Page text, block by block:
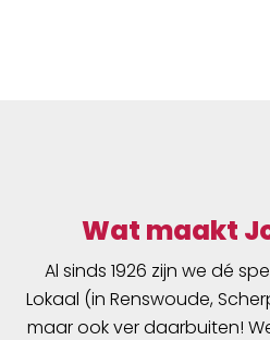
Wat maakt
Al sinds 1926 zijn we dé
Lokaal (in Renswoude,
maar ook ver daarbuiten!